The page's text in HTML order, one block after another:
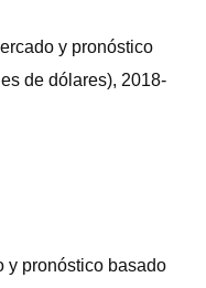
y pronóstico
de dólares), 2018-
y pronóstico basado